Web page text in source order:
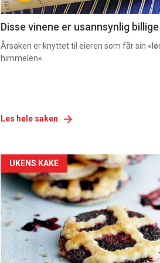
Disse vinene er usannsynlig billige
Årsaken er knyttet til eieren som får sin
himmelen».
Les hele saken
Forsiden
akkurat
nå
UKENS KAKE